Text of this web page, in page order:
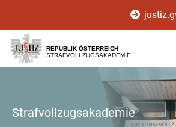
[1]
[2]
[3]
REPUBLIK ÖSTERREICH
STRAFVOLLZUGSAKADEMIE
Strafvollzugsakademie